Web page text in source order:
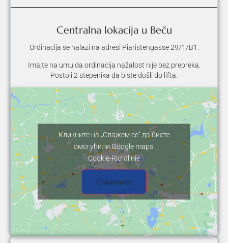
Centralna lokacija u Beču
Ordinacija se nalazi na adresi Piaristengasse 29/1/B1.
Imajte na umu da ordinacija nažalost nije bez prepreka.
Postoji 2 stepenika da biste došli do lifta.
Кликните на „Слажем се“ да бисте
омогућили Google maps
Cookie-Richtlinie
Слажем се